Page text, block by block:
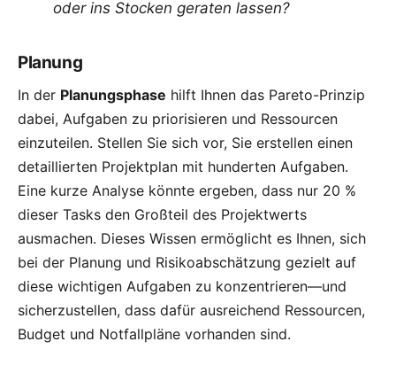
oder ins Stocken geraten lassen?
Planung
In der Planungsphase hilft Ihnen das Pareto-Prinzip
dabei, Aufgaben zu priorisieren und Ressourcen
einzuteilen. Stellen Sie sich vor, Sie erstellen einen
detaillierten Projektplan mit hunderten Aufgaben.
Eine kurze Analyse könnte ergeben, dass nur 20 %
dieser Tasks den Großteil des Projektwerts
ausmachen. Dieses Wissen ermöglicht es Ihnen, sich
bei der Planung und Risikoabschätzung gezielt auf
diese wichtigen Aufgaben zu konzentrieren—und
sicherzustellen, dass dafür ausreichend Ressourcen,
Budget und Notfallpläne vorhanden sind.